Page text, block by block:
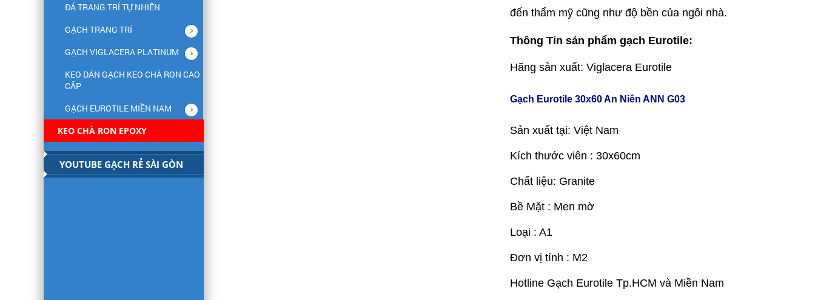
đến thẩm mỹ cũng như độ bền của ngôi nhà.
Thông Tin sản phẩm gạch Eurotile:
Hãng sản xuất: Viglacera Eurotile
Gạch Eurotile 30x60 An Niên ANN G03
Sản xuất tại: Việt Nam
Kích thước viên : 30x60cm
Chất liệu: Granite
Bề Mặt : Men mờ
Loại : A1
Đơn vị tính : M2
Hotline Gạch Eurotile Tp.HCM và Miền Nam
ĐÁ TRANG TRÍ TỰ NHIÊN
GẠCH TRANG TRÍ
GẠCH VIGLACERA PLATINUM
KEO DÁN GẠCH KEO CHÀ RON CAO
CẤP
GẠCH EUROTILE MIỀN NAM
KEO CHÀ RON EPOXY
YOUTUBE GẠCH RẺ SÀI GÒN